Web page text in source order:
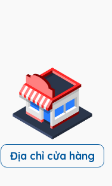
Địa chỉ cửa hàng